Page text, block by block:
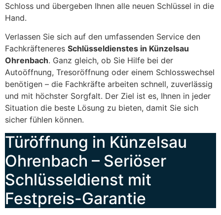
Schloss und übergeben Ihnen alle neuen Schlüssel in die
Hand.
Verlassen Sie sich auf den umfassenden Service den
Fachkräfteneres Schlüsseldienstes in Künzelsau
Ohrenbach. Ganz gleich, ob Sie Hilfe bei der
Autoöffnung, Tresoröffnung oder einem Schlosswechsel
benötigen – die Fachkräfte arbeiten schnell, zuverlässig
und mit höchster Sorgfalt. Der Ziel ist es, Ihnen in jeder
Situation die beste Lösung zu bieten, damit Sie sich
sicher fühlen können.
Türöffnung in Künzelsau
Ohrenbach – Seriöser
Schlüsseldienst mit
Festpreis-Garantie